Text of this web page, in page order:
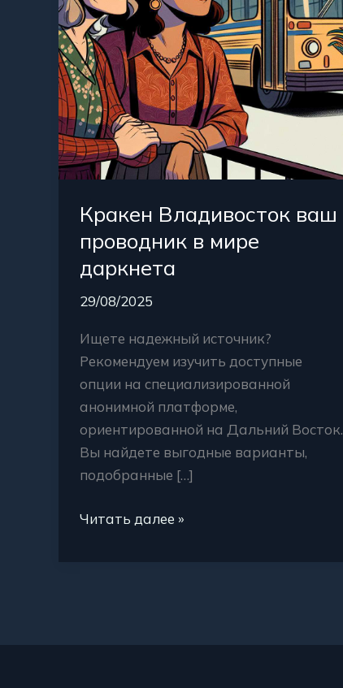
Кракен Владивосток ваш
проводник в мире
даркнета
29/08/2025
Ищете надежный источник?
Рекомендуем изучить доступные
опции на специализированной
анонимной платформе,
ориентированной на Дальний Восток.
Вы найдете выгодные варианты,
подобранные […]
даркнета
Читать далее »